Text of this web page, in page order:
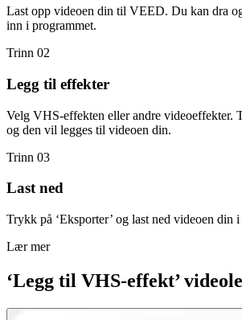
Last opp videoen din til VEED. Du kan dra
inn i programmet.
Trinn 02
Legg til effekter
Velg VHS-effekten eller andre videoeffekter.
og den vil legges til videoen din.
Trinn 03
Last ned
Trykk på ‘Eksporter’ og last ned videoen din
Lær mer
‘Legg til VHS-effekt’